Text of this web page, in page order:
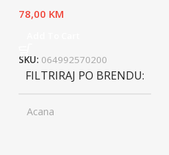
78,00 KM
SKU: 064992570200
FILTRIRAJ PO BRENDU
Acana